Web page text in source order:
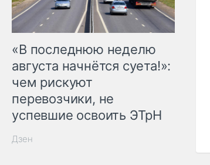
«В последнюю неделю
августа начнётся суета!»:
чем рискуют
перевозчики, не
успевшие освоить ЭТрН
Дзен